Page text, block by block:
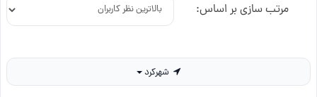
مرتب سازی بر اساس: